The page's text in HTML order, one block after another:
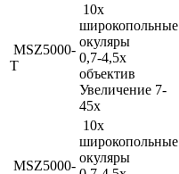
MSZ5000-
T
10x
широкопольные
окуляры
0,7-4,5x
объектив
Увеличение 7-
45x
MSZ5000-
10x
широкопольные
окуляры